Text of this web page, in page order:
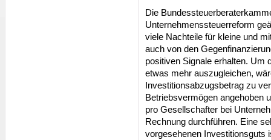
Die
Unternehmenssteuerreform
viele Nachteile für kleine und
auch von den
positiven Signale erhalten. Um
etwas mehr auszugleichen,
Investitionsabzugsbetrag zu
Betriebsvermögen angehoben
pro Gesellschafter bei
Rechnung durchführen. Eine
vorgesehenen Investitionsguts